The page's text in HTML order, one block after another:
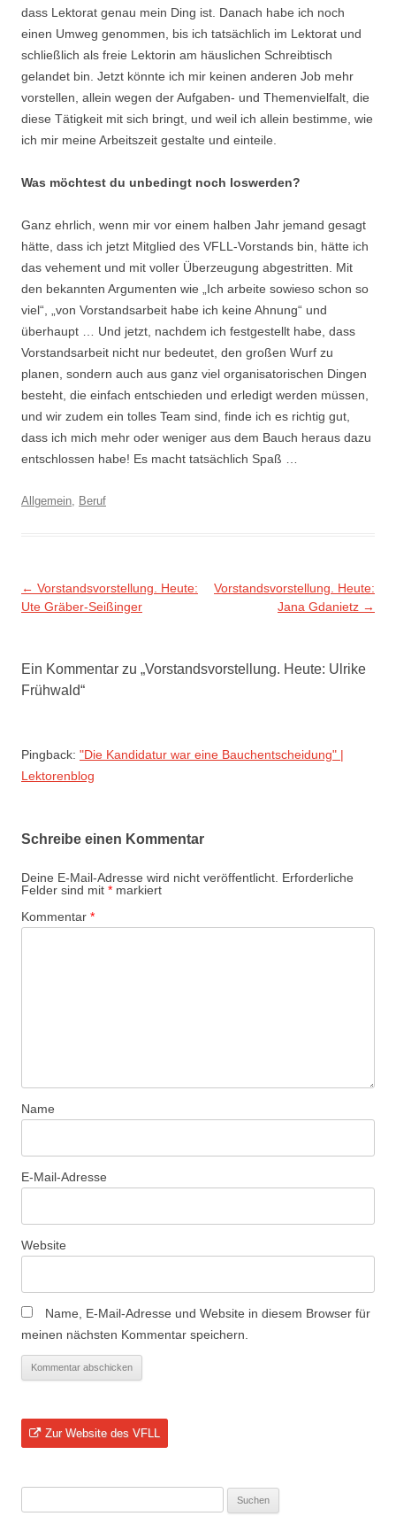
dass Lektorat genau mein Ding ist. Danach habe ich noch
einen Umweg genommen, bis ich tatsächlich im Lektorat und
schließlich als freie Lektorin am häuslichen Schreibtisch
gelandet bin. Jetzt könnte ich mir keinen anderen Job mehr
vorstellen, allein wegen der Aufgaben- und Themenvielfalt, die
diese Tätigkeit mit sich bringt, und weil ich allein bestimme, wie
ich mir meine Arbeitszeit gestalte und einteile.
Was möchtest du unbedingt noch loswerden?
Ganz ehrlich, wenn mir vor einem halben Jahr jemand gesagt
hätte, dass ich jetzt Mitglied des VFLL-Vorstands bin, hätte ich
das vehement und mit voller Überzeugung abgestritten. Mit
den bekannten Argumenten wie „Ich arbeite sowieso schon so
viel“, „von Vorstandsarbeit habe ich keine Ahnung“ und
überhaupt … Und jetzt, nachdem ich festgestellt habe, dass
Vorstandsarbeit nicht nur bedeutet, den großen Wurf zu
planen, sondern auch aus ganz viel organisatorischen Dingen
besteht, die einfach entschieden und erledigt werden müssen,
und wir zudem ein tolles Team sind, finde ich es richtig gut,
dass ich mich mehr oder weniger aus dem Bauch heraus dazu
entschlossen habe! Es macht tatsächlich Spaß …
Allgemein, Beruf
Beitragsnavigation
← Vorstandsvorstellung. Heute:
Ute Gräber-Seißinger
Vorstandsvorstellung. Heute:
Jana Gdanietz →
Ein Kommentar zu „Vorstandsvorstellung. Heute: Ulrike
Frühwald“
Pingback: "Die Kandidatur war eine Bauchentscheidung" |
Lektorenblog
Schreibe einen Kommentar
Deine E-Mail-Adresse wird nicht veröffentlicht. Erforderliche
Felder sind mit * markiert
Kommentar *
Name
E-Mail-Adresse
Website
Name, E-Mail-Adresse und Website in diesem Browser für
meinen nächsten Kommentar speichern.
Zur Website des VFLL